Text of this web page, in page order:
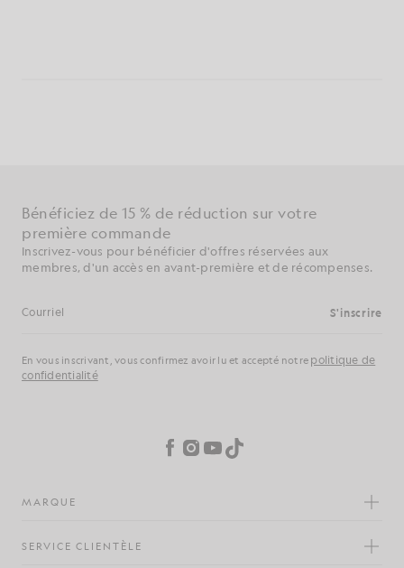
Bénéficiez de 15 % de réduction sur votre
première commande
Inscrivez-vous pour bénéficier d'offres réservées aux
membres, d'un accès en avant-première et de récompenses.
Adresse e-mail S'inscrire
En vous inscrivant, vous confirmez avoir lu et accepté notre politique de
confidentialité
Facebook
Instagram
YouTube
TikTok
MARQUE
SERVICE CLIENTÈLE